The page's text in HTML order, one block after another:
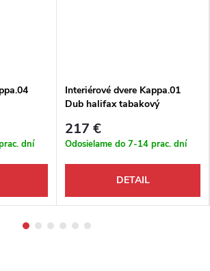
dní
Interiérové dvere Kappa.01
Dub halifax tabakový
217 €
Odosielame do 7-14 prac. dní
DETAIL